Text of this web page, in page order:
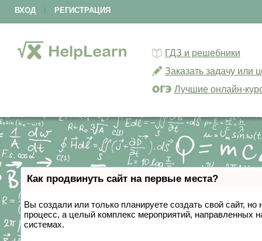
ВХОД РЕГИСТРАЦИЯ
ГДЗ и решебники
Заказать задачу или
Лучшие онлайн-
Как продвинуть сайт на первые места?
Вы создали или только планируете создать свой сайт,
процесс, а целый комплекс мероприятий, направленных
системах.